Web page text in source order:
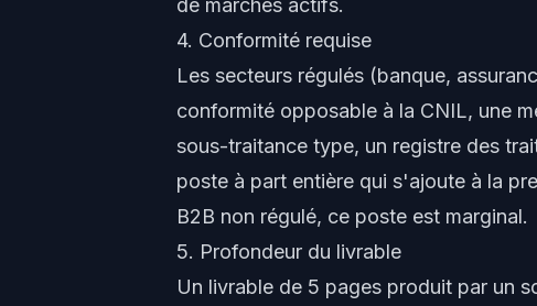
de marchés actifs.
4. Conformité requise
Les secteurs régulés (banque,
conformité opposable à la CNIL, une
sous-traitance type, un registre des
poste à part entière qui s'ajoute à la
B2B non régulé, ce poste est marginal.
5. Profondeur du livrable
Un livrable de 5 pages produit par un